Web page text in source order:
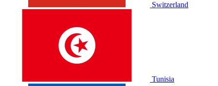
Switzerland
Tunisia